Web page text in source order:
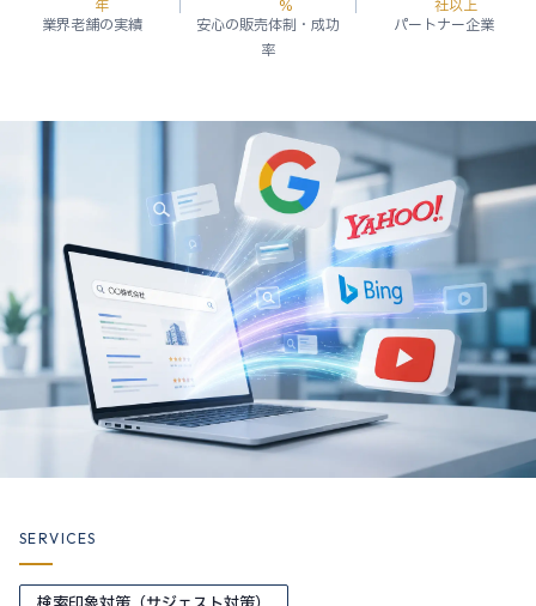
年
業界老舗の実績
%
安心の販売体制・成功
率
社以上
パートナー企業
SERVICES